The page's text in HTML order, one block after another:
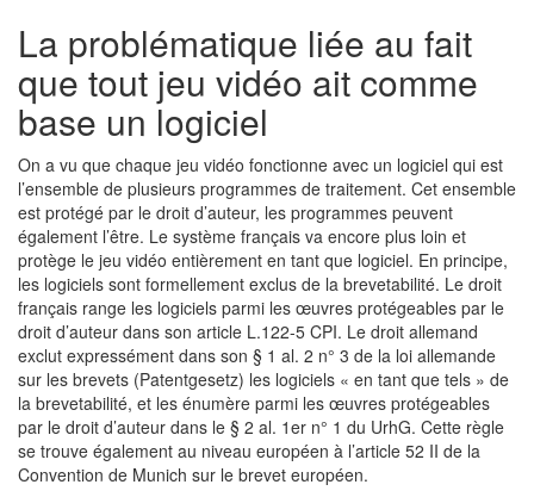
La problématique liée au fait
que tout jeu vidéo ait comme
base un logiciel
On a vu que chaque jeu vidéo fonctionne avec un logiciel qui est
l’ensemble de plusieurs programmes de traitement. Cet ensemble
est protégé par le droit d’auteur, les programmes peuvent
également l’être. Le système français va encore plus loin et
protège le jeu vidéo entièrement en tant que logiciel. En principe,
les logiciels sont formellement exclus de la brevetabilité. Le droit
français range les logiciels parmi les œuvres protégeables par le
droit d’auteur dans son article L.122-5 CPI. Le droit allemand
exclut expressément dans son § 1 al. 2 n° 3 de la loi allemande
sur les brevets (Patentgesetz) les logiciels « en tant que tels » de
la brevetabilité, et les énumère parmi les œuvres protégeables
par le droit d’auteur dans le § 2 al. 1er n° 1 du UrhG. Cette règle
se trouve également au niveau européen à l’article 52 II de la
Convention de Munich sur le brevet européen.